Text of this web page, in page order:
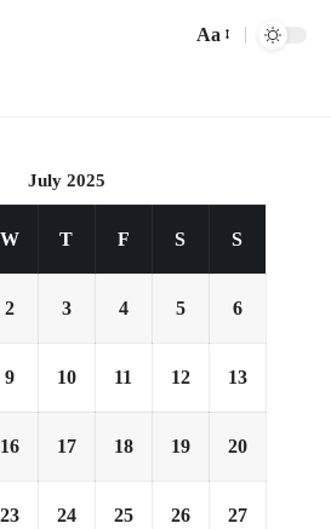
Aa
July 2025
W T F S S
2 3 4 5 6
9 10 11 12 13
16 17 18 19 20
23 24 25 26 27